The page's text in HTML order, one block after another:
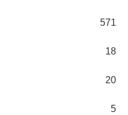
571
18
20
5